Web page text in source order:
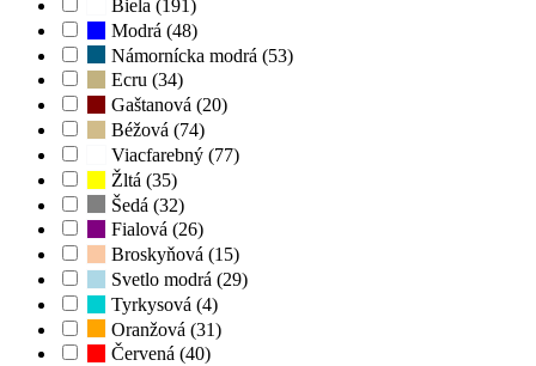
Biela (191)
Modrá (48)
Námornícka modrá (53)
Ecru (34)
Gaštanová (20)
Béžová (74)
Viacfarebný (77)
Žltá (35)
Šedá (32)
Fialová (26)
Broskyňová (15)
Svetlo modrá (29)
Tyrkysová (4)
Oranžová (31)
Červená (40)